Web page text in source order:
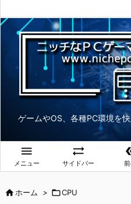
ゲームやOS、各種PC環境を

メニュー

サイドバー
ホーム > CPU